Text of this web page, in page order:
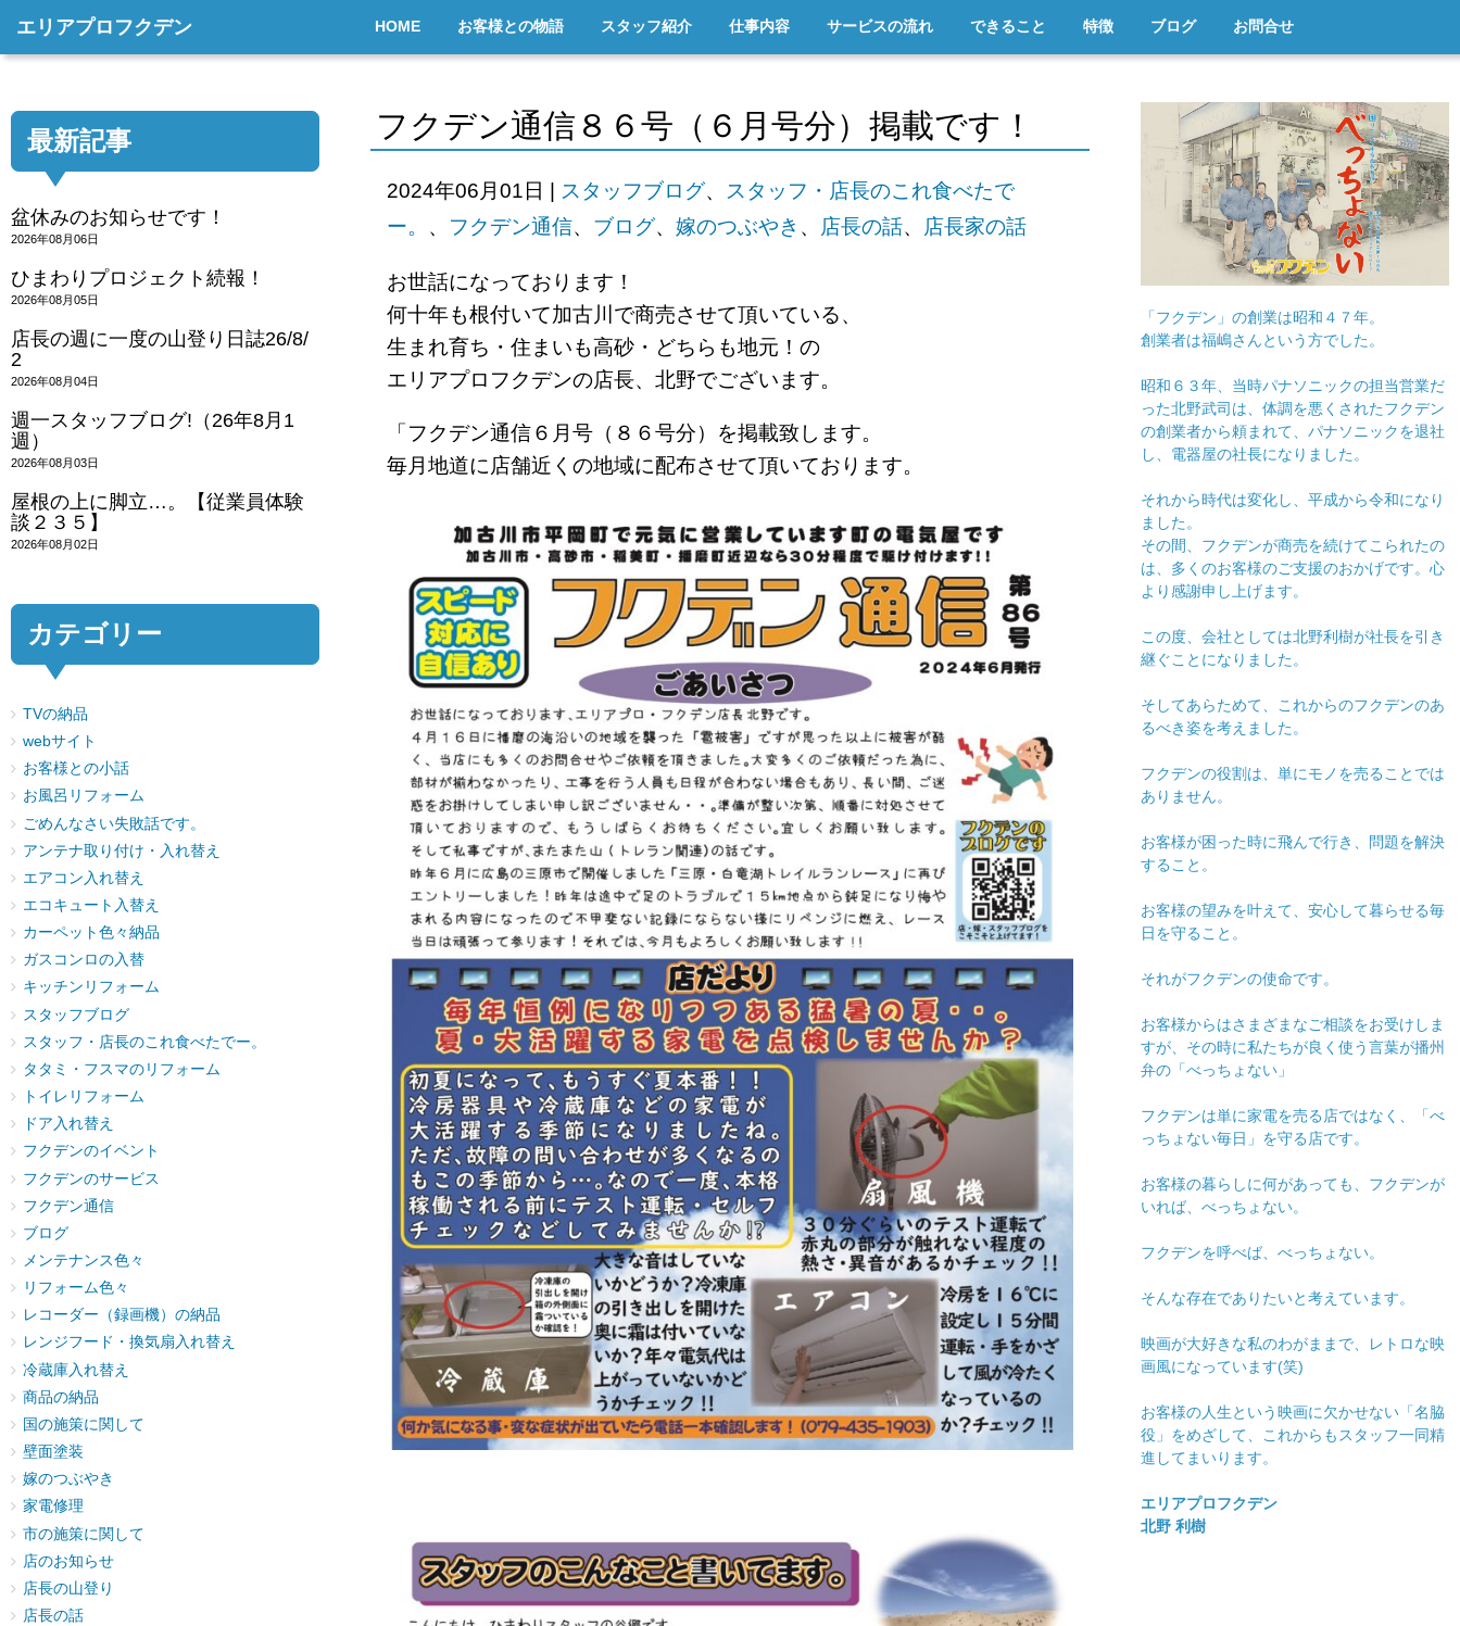
エリアプロフクデン HOME お客様との物語 スタッフ紹介 仕事内容 サービスの流れ できること 特徴 ブログ お問合せ
フクデン通信８６号（６月号分）掲載です！
2024年06月01日 スタッフブログ、
スタッフ・店長のこれ食べたで
ー。 、 フクデン通信、 ブログ、 嫁のつぶやき 、 店長の話、 店長家の話
お世話になっております！
何十年も根付いて加古川で商売させて頂いている、
生まれ育ち・住まいも高砂・どちらも地元！の
エリアプロフクデンの店長、北野でございます。
「フクデン通信６月号（８６号分）を掲載致します。
毎月地道に店舗近くの地域に配布させて頂いております。
最新記事
盆休みのお知らせです！
2026年08月06日
ひまわりプロジェクト続報！
2026年08月05日
店長の週に一度の山登り日誌26/8/
2
2026年08月04日
週一スタッフブログ!（26年8月1
週）
2026年08月03日
屋根の上に脚立…。【従業員体験
談２３５】
2026年08月02日
カテゴリー
TVの納品
webサイト
お客様との小話
お風呂リフォーム
ごめんなさい失敗話です。
アンテナ取り付け・入れ替え
エアコン入れ替え
エコキュート入替え
カーペット色々納品
ガスコンロの入替
キッチンリフォーム
スタッフブログ
スタッフ・店長のこれ食べたでー。
タタミ・フスマのリフォーム
トイレリフォーム
ドア入れ替え
フクデンのイベント
フクデンのサービス
フクデン通信
ブログ
メンテナンス色々
リフォーム色々
レコーダー（録画機）の納品
レンジフード・換気扇入れ替え
冷蔵庫入れ替え
商品の納品
国の施策に関して
壁面塗装
嫁のつぶやき
家電修理
市の施策に関して
店のお知らせ
店長の山登り
店長の話
「フクデン」の創業は昭和４７年。
創業者は福嶋さんという方でした。
昭和６３年、当時パナソニックの担当営業だ
った北野武司は、体調を悪くされたフクデン
の創業者から頼まれて、パナソニックを退社
し、電器屋の社長になりました。
それから時代は変化し、平成から令和になり
ました。
その間、フクデンが商売を続けてこられたの
は、多くのお客様のご支援のおかげです。心
より感謝申し上げます。
この度、会社としては北野利樹が社長を引き
継ぐことになりました。
そしてあらためて、これからのフクデンのあ
るべき姿を考えました。
フクデンの役割は、単にモノを売ることでは
ありません。
お客様が困った時に飛んで行き、問題を解決
すること。
お客様の望みを叶えて、安心して暮らせる毎
日を守ること。
それがフクデンの使命です。
お客様からはさまざまなご相談をお受けしま
すが、その時に私たちが良く使う言葉が播州
弁の「べっちょない」
フクデンは単に家電を売る店ではなく、「べ
っちょない毎日」を守る店です。
お客様の暮らしに何があっても、フクデンが
いれば、べっちょない。
フクデンを呼べば、べっちょない。
そんな存在でありたいと考えています。
映画が大好きな私のわがままで、レトロな映
画風になっています(笑)
お客様の人生という映画に欠かせない「名脇
役」をめざして、これからもスタッフ一同精
進してまいります。
エリアプロフクデン
北野 利樹